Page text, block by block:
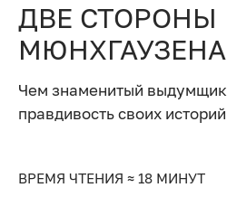
ДВЕ СТОРОНЫ
МЮНХГАУЗЕНА
Чем знаменитый
правдивость своих историй
ВРЕМЯ ЧТЕНИЯ ≈ 18 МИНУТ